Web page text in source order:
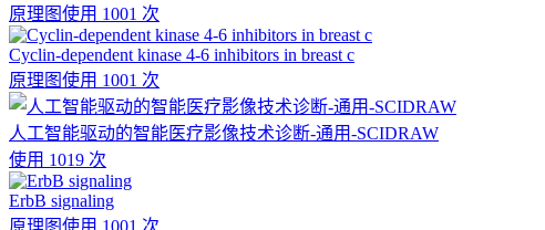
原理图使用 1001 次
Cyclin-dependent kinase 4-6 inhibitors in breast c
原理图使用 1001 次
人工智能驱动的智能医疗影像技术诊断-通用-SCIDRAW
使用 1019 次
ErbB signaling
原理图使用 1001 次